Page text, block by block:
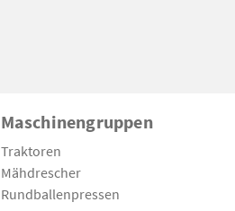
Maschinengruppen
Traktoren
Mähdrescher
Rundballenpressen